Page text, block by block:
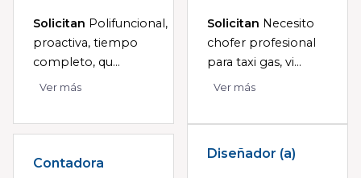
Solicitan Polifuncional,
proactiva, tiempo
completo, qu...
Ver más
Solicitan Necesito
chofer profesional
para taxi gas, vi...
Ver más
Contadora
Diseñador (a)